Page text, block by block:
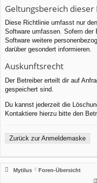
Geltungsbereich dieser
Diese Richtlinie umfasst nur
Software umfassen. Sofern der
Software weitere
darüber gesondert informieren.
Auskunftsrecht
Der Betreiber erteilt dir auf
gespeichert sind.
Du kannst jederzeit die
Kontaktiere hierzu bitte den
Zurück zur Anmeldemaske
Mytilus Foren-Übersicht